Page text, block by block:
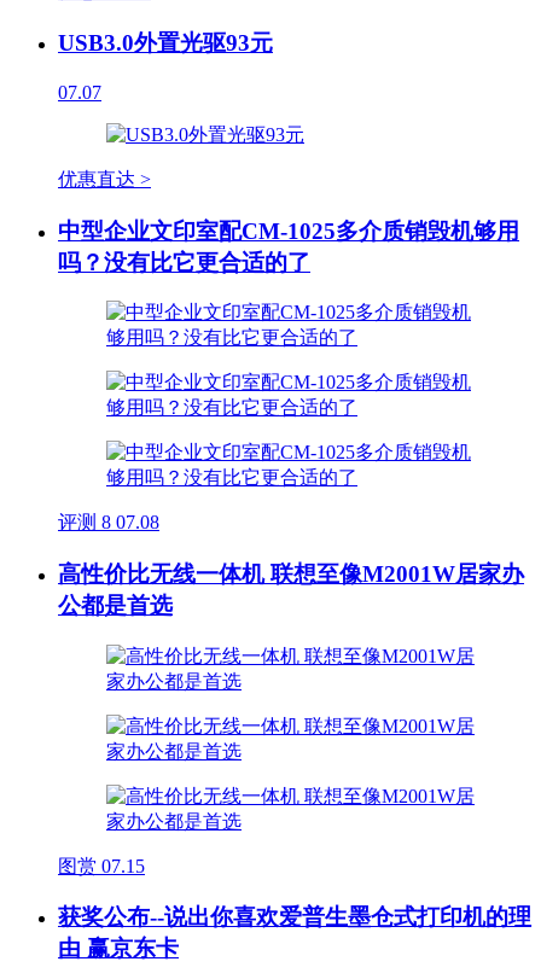
USB3.0外置光驱93元
07.07
优惠直达 >
中型企业文印室配CM-1025多介质销毁机够用
吗？没有比它更合适的了
评测 8 07.08
高性价比无线一体机 联想至像M2001W居家办
公都是首选
图赏 07.15
获奖公布--说出你喜欢爱普生墨仓式打印机的理
由 赢京东卡